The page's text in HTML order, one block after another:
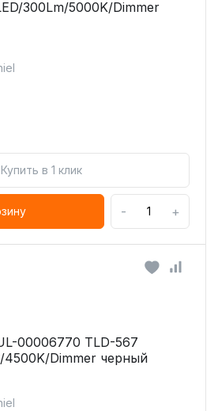
300Lm/5000K/Dimmer
Купить в 1 клик
- +
00006770 TLD-567
4500K/Dimmer черный